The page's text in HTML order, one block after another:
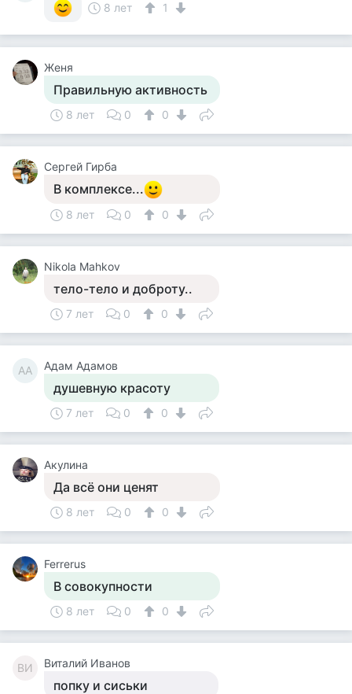
8 лет
1
Женя
Правильную активность
8 лет 0 0
Сергей Гирба
В комплексе...
8 лет 0 0
Nikola Mahkov
тело-тело и доброту..
7 лет 0 0
АА Адам Адамов
душевную красоту
7 лет 0 0
Акулина
Да всё они ценят
8 лет 0 0
Ferrerus
В совокупности
8 лет 0 0
ВИ Виталий Иванов
попку и сиськи